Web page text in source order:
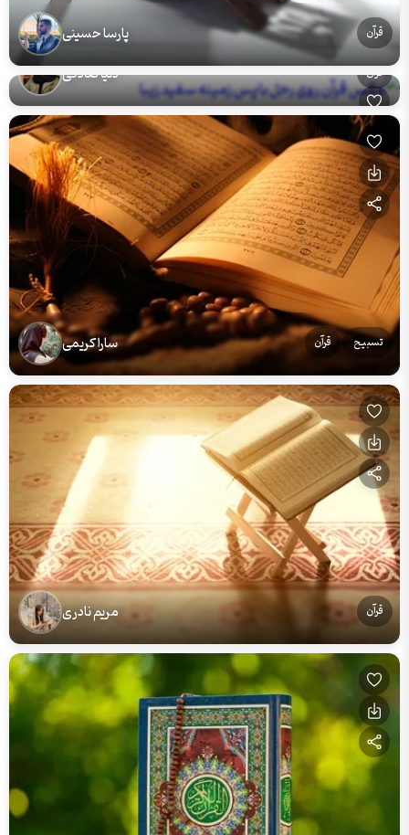
قرآن پارسا حسینی
قرآن دنیا صادقی
تسبیح قرآن سارا کریمی
قرآن مریم نادری